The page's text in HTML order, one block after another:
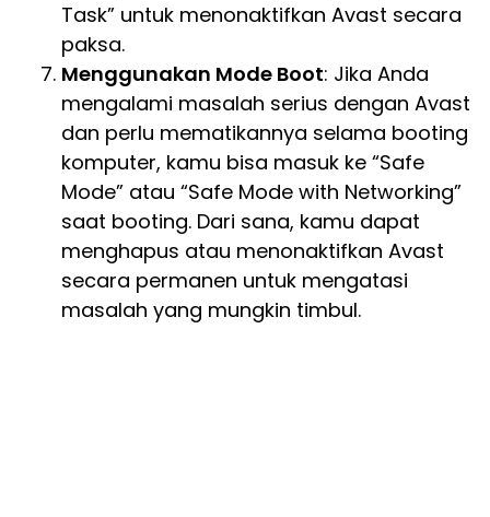
Task” untuk menonaktifkan Avast secara
paksa.
Menggunakan Mode Boot: Jika Anda
mengalami masalah serius dengan Avast
dan perlu mematikannya selama booting
komputer, kamu bisa masuk ke “Safe
Mode” atau “Safe Mode with Networking”
saat booting. Dari sana, kamu dapat
menghapus atau menonaktifkan Avast
secara permanen untuk mengatasi
masalah yang mungkin timbul.